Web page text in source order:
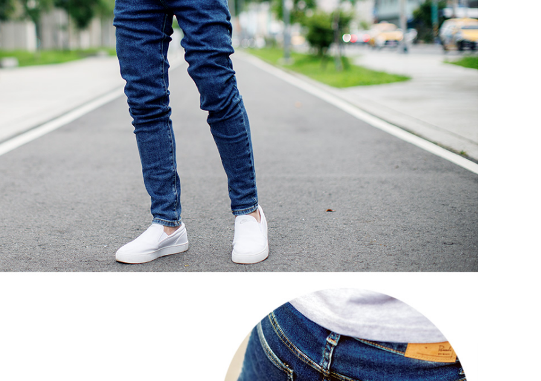
交易，需依本服務之必要範圍內提供個人資料，並將交易相關給付款項請
求債權轉讓予恩沛科技股份有限公司。
２．關於個人資料處理事宜，請瀏覽以下網址：
https://aftee.tw/terms/#terms3
３．未成年的使用者請事先徵得法定代理人或監護人之同意方可使用
「AFTEE先享後付」，若未經同意申辦者引起之損失，本公司不負相關責
任。
４．使用「AFTEE先享後付」時，將依據個別帳號之用戶狀況，依本公司
即時審查核予不同之上限額度；若仍有額度不足之情形，本公司將視審查
結果請求用戶進行身份認證。
５．嚴禁一人註冊多個帳號或使用他人資訊註冊。若發現惡意使用之情
形，恩沛科技股份有限公司將有權停止該用戶之使用額度並採取法律行
動。
每筆NT$120，滿NT$3,000(含以上)免運費